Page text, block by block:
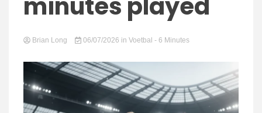
Brian Long 06/07/2026 in Voetbal - 6 Minutes